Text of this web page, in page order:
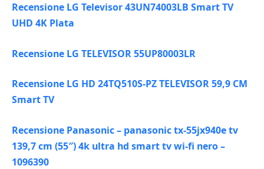
Recensione LG Televisor 43UN74003LB Smart TV
UHD 4K Plata
Recensione LG TELEVISOR 55UP80003LR
Recensione LG HD 24TQ510S-PZ TELEVISOR 59,9 CM
Smart TV
Recensione Panasonic – panasonic tx-55jx940e tv
139,7 cm (55″) 4k ultra hd smart tv wi-fi nero –
1096390